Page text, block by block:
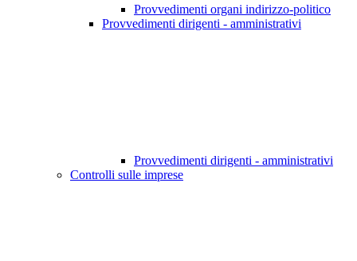
Provvedimenti organi indirizzo-politico
Provvedimenti dirigenti - amministrativi
Provvedimenti dirigenti - amministrativi
Controlli sulle imprese